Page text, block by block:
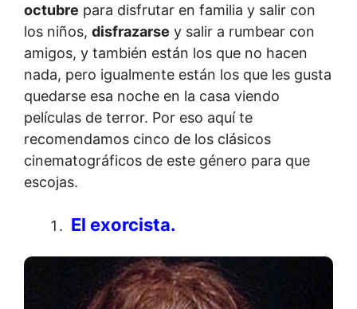
octubre para disfrutar en familia y salir con
los niños, disfrazarse y salir a rumbear con
amigos, y también están los que no hacen
nada, pero igualmente están los que les gusta
quedarse esa noche en la casa viendo
películas de terror. Por eso aquí te
recomendamos cinco de los clásicos
cinematográficos de este género para que
escojas.
El exorcista.